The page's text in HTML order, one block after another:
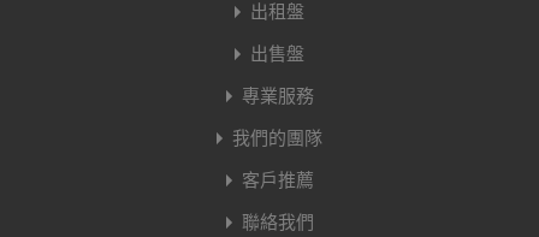
出租盤
出售盤
專業服務
我們的團隊
客戶推薦
聯絡我們